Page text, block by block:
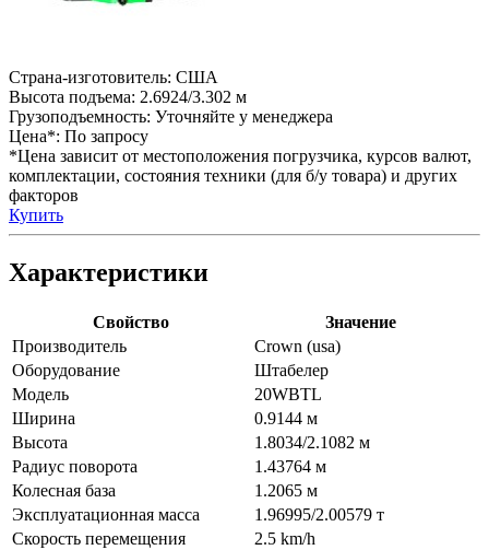
Страна-изготовитель: США
Высота подъема: 2.6924/3.302 м
Грузоподъемность: Уточняйте у менеджера
Цена*: По запросу
*Цена зависит от местоположения погрузчика, курсов валют,
комплектации, состояния техники (для б/у товара) и других
факторов
Купить
Характеристики
Свойство
Значение
Производитель
Crown (usa)
Оборудование
Штабелер
Модель
20WBTL
Ширина
0.9144 м
Высота
1.8034/2.1082 м
Радиус поворота
1.43764 м
Колесная база
1.2065 м
Эксплуатационная масса
1.96995/2.00579 т
Скорость перемещения
2.5 km/h